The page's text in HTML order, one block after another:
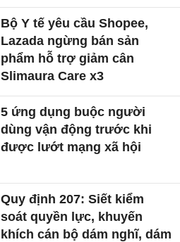
Bộ Y tế yêu cầu Shopee,
Lazada ngừng bán sản
phẩm hỗ trợ giảm cân
Slimaura Care x3
5 ứng dụng buộc người
dùng vận động trước khi
được lướt mạng xã hội
Quy định 207: Siết kiểm
soát quyền lực, khuyến
khích cán bộ dám nghĩ, dám